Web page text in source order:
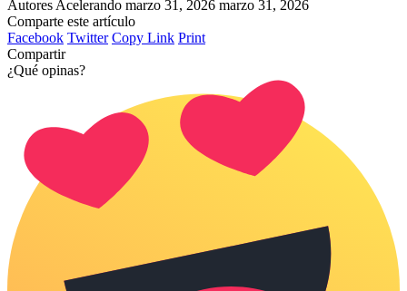
Autores Acelerando marzo 31, 2026 marzo 31, 2026
Comparte este artículo
Facebook Twitter Copy Link Print
Compartir
¿Qué opinas?